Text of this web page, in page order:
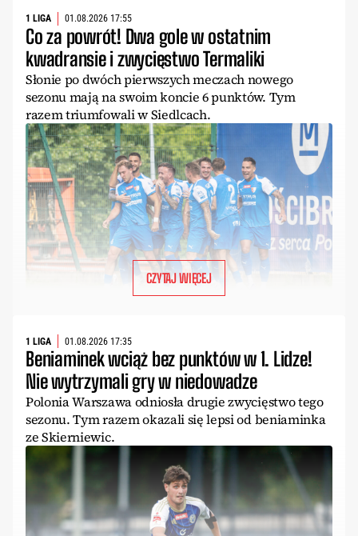
1 LIGA 01.08.2026 17:55
Co za powrót! Dwa gole w ostatnim
kwadransie i zwycięstwo Termaliki
Słonie po dwóch pierwszych meczach nowego
sezonu mają na swoim koncie 6 punktów. Tym
razem triumfowali w Siedlcach.
CZYTAJ WIĘCEJ
1 LIGA 01.08.2026 17:35
Beniaminek wciąż bez punktów w 1. Lidze!
Nie wytrzymali gry w niedowadze
Polonia Warszawa odniosła drugie zwycięstwo tego
sezonu. Tym razem okazali się lepsi od beniaminka
ze Skierniewic.